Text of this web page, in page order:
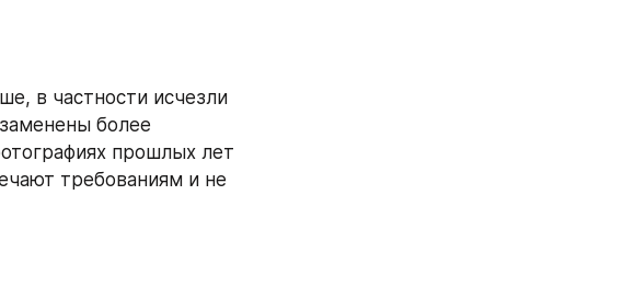
в частности исчезли
более
прошлых лет
требованиям и не